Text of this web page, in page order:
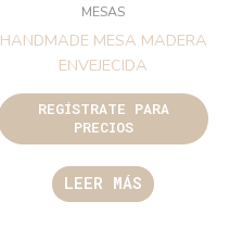
MESAS
HANDMADE MESA MADERA
ENVEJECIDA
REGÍSTRATE PARA
PRECIOS
LEER MÁS